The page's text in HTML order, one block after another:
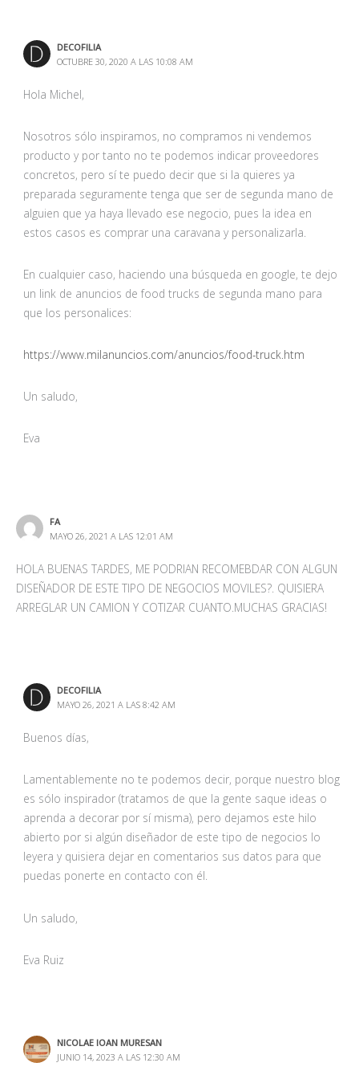
DECOFILIA
OCTUBRE 30, 2020 A LAS 10:08 AM
Hola Michel,
Nosotros sólo inspiramos, no compramos ni vendemos
producto y por tanto no te podemos indicar proveedores
concretos, pero sí te puedo decir que si la quieres ya
preparada seguramente tenga que ser de segunda mano de
alguien que ya haya llevado ese negocio, pues la idea en
estos casos es comprar una caravana y personalizarla.
En cualquier caso, haciendo una búsqueda en google, te dejo
un link de anuncios de food trucks de segunda mano para
que los personalices:
https://www.milanuncios.com/anuncios/food-truck.htm
Un saludo,
Eva
FA
MAYO 26, 2021 A LAS 12:01 AM
HOLA BUENAS TARDES, ME PODRIAN RECOMEBDAR CON ALGUN
DISEÑADOR DE ESTE TIPO DE NEGOCIOS MOVILES?. QUISIERA
ARREGLAR UN CAMION Y COTIZAR CUANTO.MUCHAS GRACIAS!
DECOFILIA
MAYO 26, 2021 A LAS 8:42 AM
Buenos días,
Lamentablemente no te podemos decir, porque nuestro blog
es sólo inspirador (tratamos de que la gente saque ideas o
aprenda a decorar por sí misma), pero dejamos este hilo
abierto por si algún diseñador de este tipo de negocios lo
leyera y quisiera dejar en comentarios sus datos para que
puedas ponerte en contacto con él.
Un saludo,
Eva Ruiz
NICOLAE IOAN MURESAN
JUNIO 14, 2023 A LAS 12:30 AM